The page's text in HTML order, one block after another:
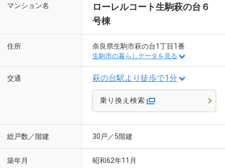
マンション名
ローレルコート生駒萩の台６
号棟
住所 奈良県生駒市萩の台1丁目1番
生駒市の暮らしデータを見る
交通 萩の台駅より徒歩で1分
乗り換え検索
総戸数／階建 30戸／5階建
築年月 昭和62年11月